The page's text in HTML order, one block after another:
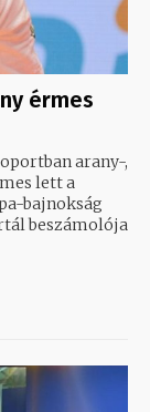
érmes
arany-,
lett a
bajnokság